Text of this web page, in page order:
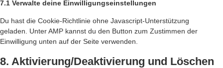
7.1 Verwalte deine Einwilligungseinstellungen
Du hast die Cookie-Richtlinie ohne Javascript-Unterstützung
geladen. Unter AMP kannst du den Button zum Zustimmen der
Einwilligung unten auf der Seite verwenden.
8. Aktivierung/Deaktivierung und Löschen